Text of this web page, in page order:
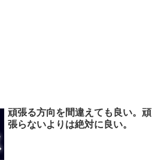
頑張る方向を間違えても良い。頑
張らないよりは絶対に良い。